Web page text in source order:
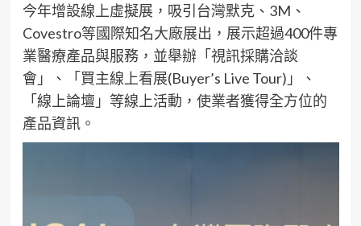
今年增設線上虛擬展，吸引台灣默克、3M、
Covestro等國際知名大廠展出，展示超過400件專
業醫療產品與服務，並舉辦「視訊採購洽談
會」、「買主線上看展(Buyer’s Live Tour)」、
「線上論壇」等線上活動，使業者獲得全方位的
產品資訊。